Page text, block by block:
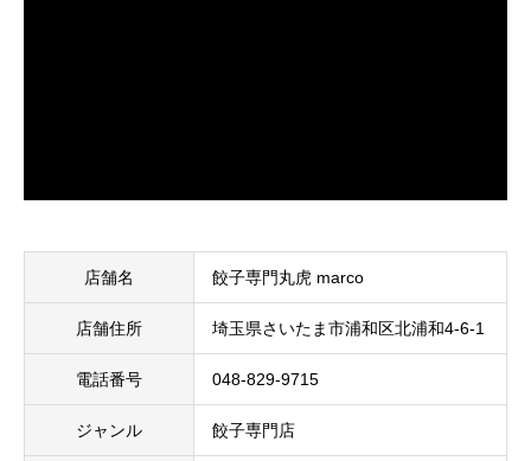
店舗名 餃子専門丸虎 marco
店舗住所 埼玉県さいたま市浦和区北浦和4-6-1
電話番号 048-829-9715
ジャンル 餃子専門店